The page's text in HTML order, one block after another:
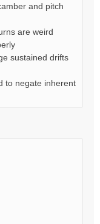
and pitch
are weird
sustained drifts
to negate inherent